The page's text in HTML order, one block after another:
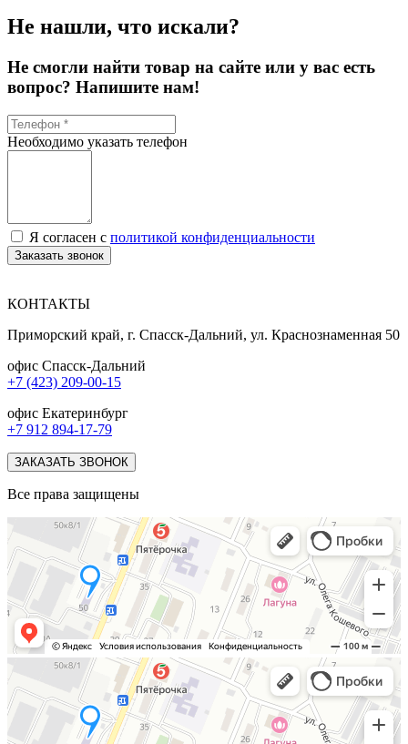
Не нашли, что искали?
Не смогли найти товар на сайте или у вас есть
вопрос? Напишите нам!
Необходимо указать телефон
Я согласен с политикой конфиденциальности
Заказать звонок
КОНТАКТЫ
Приморский край, г. Спасск-Дальний, ул. Краснознаменная 50
офис Спасск-Дальний
+7 (423) 209-00-15
офис Екатеринбург
+7 912 894-17-79
ЗАКАЗАТЬ ЗВОНОК
Все права защищены